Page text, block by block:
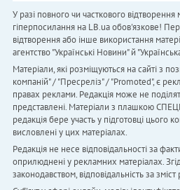
У разі повного чи часткового відтворення
гіперпосилання на LB.ua обов'язкове!
відтворення або інше використання
агентство "Українськi Новини" й
Матеріали, які розміщуються на сайті з
компаній" / "Пресреліз" / "Promoted", є
правах реклами. Редакція може не
представлені. Матеріали з плашкою
редакція бере участь у підготовці цього
висловлені у цих матеріалах.
Редакція не несе відповідальності за
оприлюднені у рекламних матеріалах.
законодавством, відповідальність за